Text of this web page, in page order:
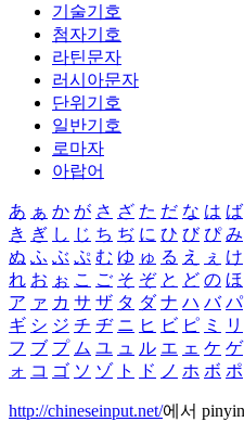
기술기호
첨자기호
라틴문자
러시아문자
단위기호
일반기호
로마자
아랍어
あ ぁ か が さ ざ た だ な は ば
き ぎ し じ ち ぢ に ひ び ぴ み
ぬ ふ ぶ ぷ む ゆ ゅ る え ぇ け
れ お ぉ こ ご そ ぞ と ど の ほ
ア ァ カ サ ザ タ ダ ナ ハ バ パ
ギ シ ジ チ ヂ ニ ヒ ビ ピ ミ リ
フ ブ プ ム ユ ュ ル エ ェ ケ ゲ
ォ コ ゴ ソ ゾ ト ド ノ ホ ボ ポ
http://chineseinput.net/에서